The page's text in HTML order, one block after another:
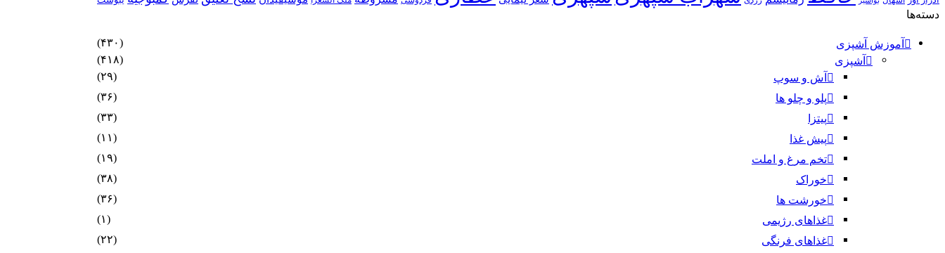
دسته‌ها
آموزش آشپزی
(۴۳۰)
آشپزی
(۴۱۸)
آش و سوپ
(۲۹)
پلو و چلو ها
(۳۶)
پیتزا
(۳۳)
پیش غذا
(۱۱)
تخم مرغ و املت
(۱۹)
خوراک
(۳۸)
خورشت ها
(۳۶)
غذاهای رژیمی
(۱)
غذاهای فرنگی
(۲۲)